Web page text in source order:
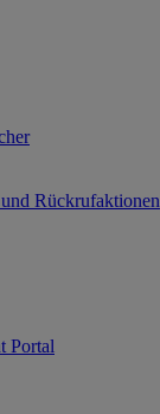
Rückrufaktionen
Portal